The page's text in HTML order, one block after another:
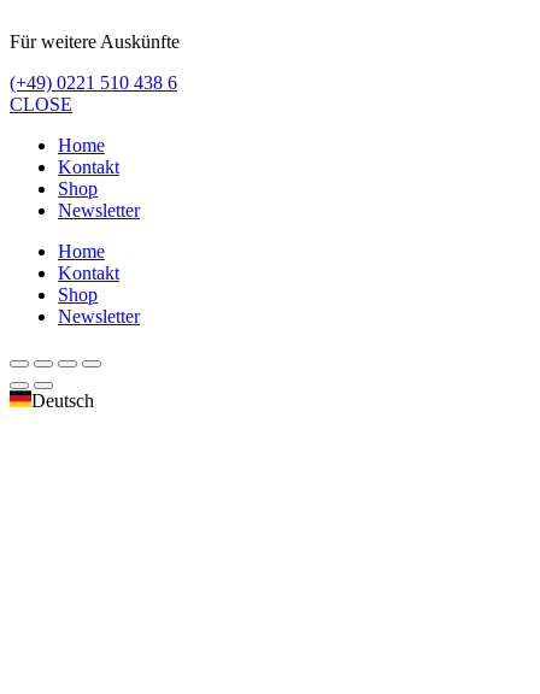
Für weitere Auskünfte
(+49) 0221 510 438 6
CLOSE
Home
Kontakt
Shop
Newsletter
Home
Kontakt
Shop
Newsletter
Deutsch